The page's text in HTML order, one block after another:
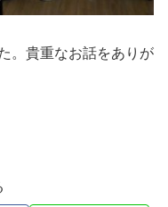
。貴重なお話をありが